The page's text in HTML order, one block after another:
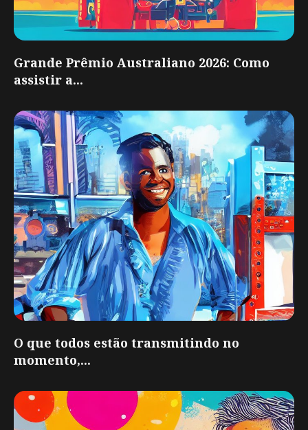
Grande Prêmio Australiano 2026: Como
assistir a...
O que todos estão transmitindo no
momento,...